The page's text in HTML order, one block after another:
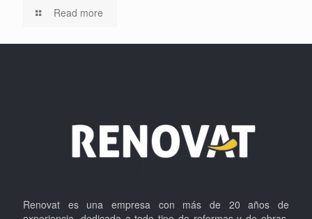
Read more
Renovat es una empresa con más de 20 años de